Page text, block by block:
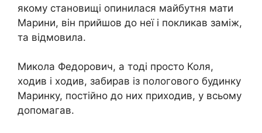
якому становищі опинилася майбутня мати
Марини, він прийшов до неї і покликав заміж,
та відмовила.
Микола Федорович, а тоді просто Коля,
ходив і ходив, забирав із пологового будинку
Маринку, постійно до них приходив, у всьому
допомагав.